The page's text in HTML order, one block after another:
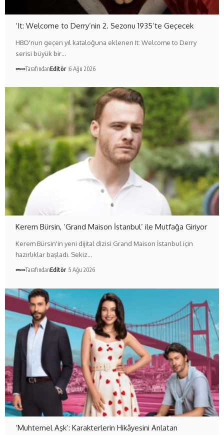
‘It: Welcome to Derry’nin 2. Sezonu 1935’te Geçecek
HBO'nun geçen yıl kataloğuna eklenen It: Welcome to Derry
serisi büyük bir…
TarafındanEditör 6 Ağu 2026
Kerem Bürsin, ‘Grand Maison İstanbul’ ile Mutfağa Giriyor
Kerem Bürsin'in yeni dijital dizisi Grand Maison İstanbul için
hazırlıklar başladı. Sekiz…
TarafındanEditör 5 Ağu 2026
‘Muhtemel Aşk’: Karakterlerin Hikâyesini Anlatan